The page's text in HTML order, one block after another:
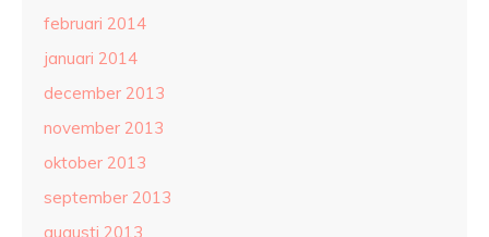
februari 2014
januari 2014
december 2013
november 2013
oktober 2013
september 2013
augusti 2013